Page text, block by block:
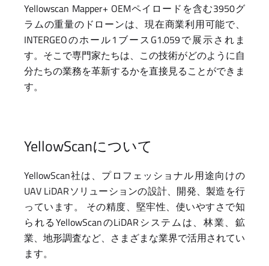
Yellowscan Mapper+ OEMペイロードを含む3950グ
ラムの重量のドローンは、現在商業利用可能で、
INTERGEOのホール1ブースG1.059で展示されま
す。そこで専門家たちは、この技術がどのように自
分たちの業務を革新するかを直接見ることができま
す。
YellowScanについて
YellowScan社は、プロフェッショナル用途向けの
UAV LiDARソリューションの設計、開発、製造を行
っています。 その精度、堅牢性、使いやすさで知
られるYellowScanのLiDARシステムは、林業、鉱
業、地形調査など、さまざまな業界で活用されてい
ます。